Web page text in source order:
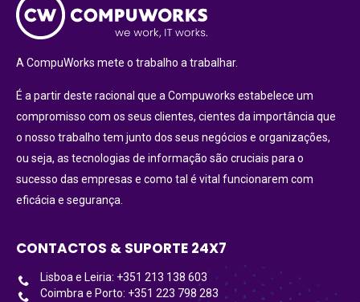
A CompuWorks mete o trabalho a trabalhar.
É a partir deste racional que a Compuworks estabelece um
compromisso com os seus clientes, cientes da importância que
o nosso trabalho tem junto dos seus negócios e organizações,
ou seja, as tecnologias de informação são cruciais para o
sucesso das empresas e como tal é vital funcionarem com
eficácia e segurança.
CONTACTOS & SUPORTE 24X7
Lisboa e Leiria: +351 213 138 603
Coimbra e Porto: +351 223 798 283